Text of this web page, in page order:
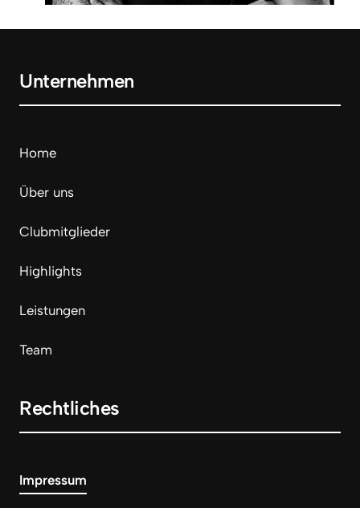
Unternehmen
Home
Über uns
Clubmitglieder
Highlights
Leistungen
Team
Rechtliches
Impressum